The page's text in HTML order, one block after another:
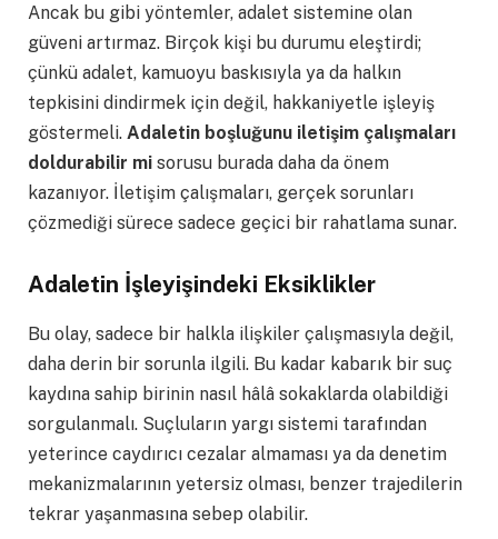
Ancak bu gibi yöntemler, adalet sistemine olan
güveni artırmaz. Birçok kişi bu durumu eleştirdi;
çünkü adalet, kamuoyu baskısıyla ya da halkın
tepkisini dindirmek için değil, hakkaniyetle işleyiş
göstermeli. Adaletin boşluğunu iletişim çalışmaları
doldurabilir mi sorusu burada daha da önem
kazanıyor. İletişim çalışmaları, gerçek sorunları
çözmediği sürece sadece geçici bir rahatlama sunar.
Adaletin İşleyişindeki Eksiklikler
Bu olay, sadece bir halkla ilişkiler çalışmasıyla değil,
daha derin bir sorunla ilgili. Bu kadar kabarık bir suç
kaydına sahip birinin nasıl hâlâ sokaklarda olabildiği
sorgulanmalı. Suçluların yargı sistemi tarafından
yeterince caydırıcı cezalar almaması ya da denetim
mekanizmalarının yetersiz olması, benzer trajedilerin
tekrar yaşanmasına sebep olabilir.